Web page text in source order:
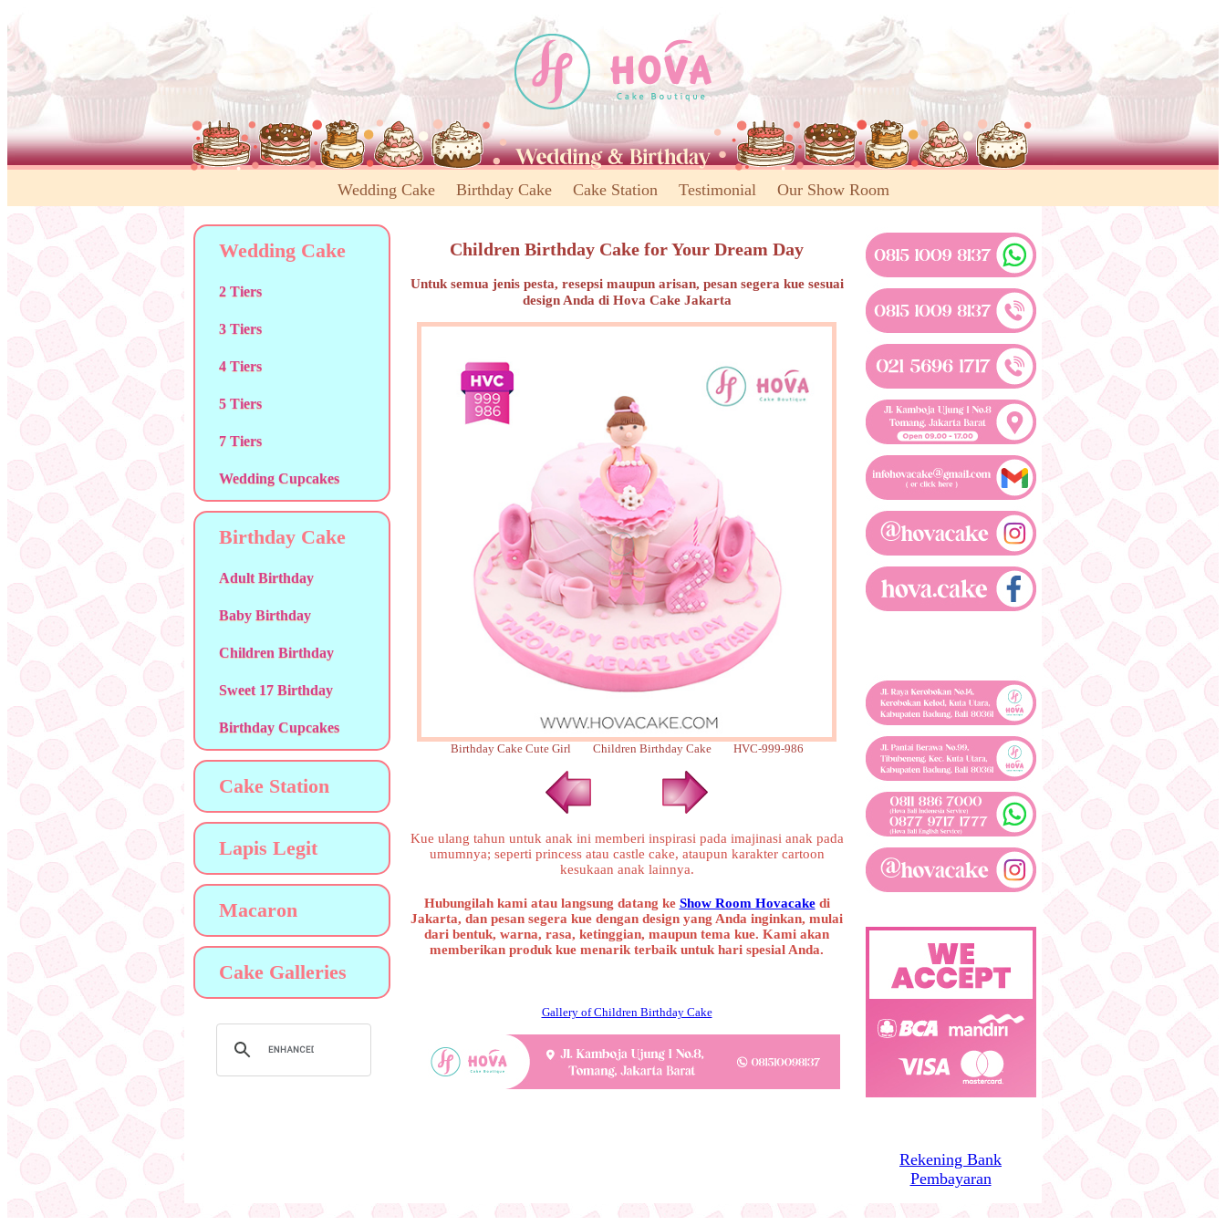
Wedding Cake Birthday Cake Cake Station Testimonial Our Show Room
Wedding Cake
2 Tiers
3 Tiers
4 Tiers
5 Tiers
7 Tiers
Wedding Cupcakes
Birthday Cake
Adult Birthday
Baby Birthday
Children Birthday
Sweet 17 Birthday
Birthday Cupcakes
Cake Station
Lapis Legit
Macaron
Cake Galleries
Children Birthday Cake for Your Dream Day
Untuk semua jenis pesta, resepsi maupun arisan, pesan segera kue sesuai
design Anda di Hova Cake Jakarta
Birthday Cake Cute Girl Children Birthday Cake HVC-999-986
Kue ulang tahun untuk anak ini memberi inspirasi pada imajinasi anak pada
umumnya; seperti princess atau castle cake, ataupun karakter cartoon
kesukaan anak lainnya.
Hubungilah kami atau langsung datang ke Show Room Hovacakedi
Jakarta, dan pesan segera kue dengan design yang Anda inginkan, mulai
dari bentuk, warna, rasa, ketinggian, maupun tema kue. Kami akan
memberikan produk kue menarik terbaik untuk hari spesial Anda.
Gallery of Children Birthday Cake
Rekening Bank
Pembayaran